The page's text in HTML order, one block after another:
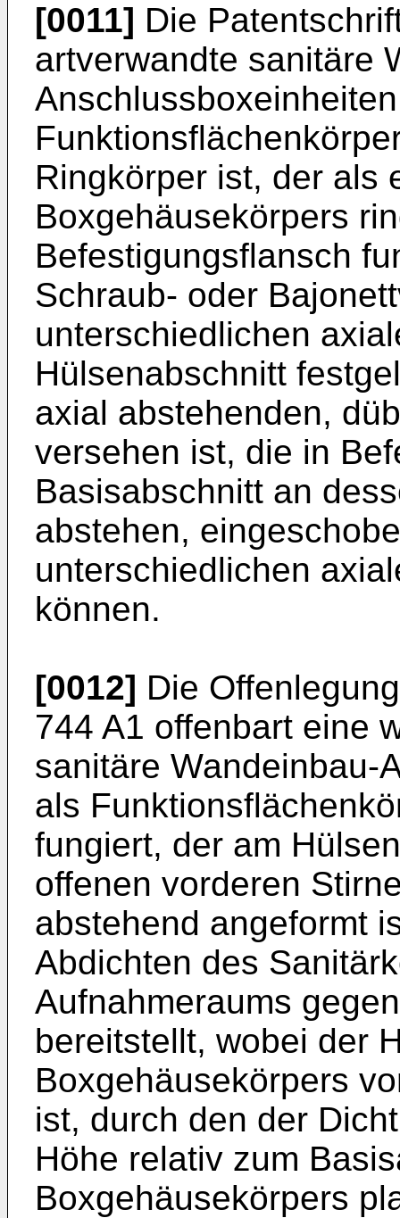
[0011] Die
artverwandte sanitäre
Ringkörper ist, der als
Boxgehäusekörpers
Befestigungsflansch
Schraub- oder
unterschiedlichen
Hülsenabschnitt
axial abstehenden,
versehen ist, die in
Basisabschnitt an
abstehen,
unterschiedlichen
können.
[0012] Die
744 A1 offenbart eine
sanitäre Wandeinbau-
als
fungiert, der am
offenen vorderen
abstehend angeformt
Abdichten des
Aufnahmeraums
bereitstellt, wobei der
Boxgehäusekörpers
ist, durch den der
Höhe relativ zum
Boxgehäusekörpers